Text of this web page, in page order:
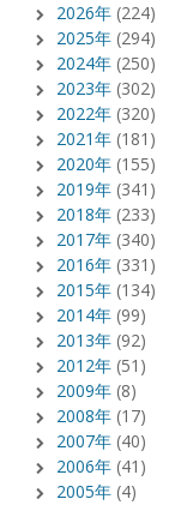
2026年 (224)
2025年 (294)
2024年 (250)
2023年 (302)
2022年 (320)
2021年 (181)
2020年 (155)
2019年 (341)
2018年 (233)
2017年 (340)
2016年 (331)
2015年 (134)
2014年 (99)
2013年 (92)
2012年 (51)
2009年 (8)
2008年 (17)
2007年 (40)
2006年 (41)
2005年 (4)